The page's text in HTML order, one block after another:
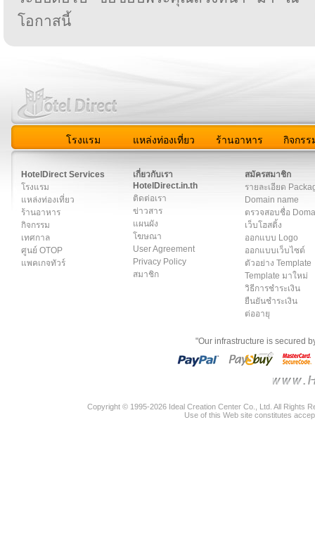
โอกาสนี้
โรงแรม แหล่งท่องเที่ยว ร้านอาหาร กิจกรร
HotelDirect Services
โรงแรม
แหล่งท่องเที่ยว
ร้านอาหาร
กิจกรรม
เทศกาล
ศูนย์ OTOP
แพคเกจทัวร์
เกี่ยวกับเรา
HotelDirect.in.th
ติดต่อเรา
ข่าวสาร
แผนผัง
โฆษณา
User Agreement
Privacy Policy
สมาชิก
สมัครสมาชิก
รายละเอียด
Domain name
ตรวจสอบชื่อ
เว็บโฮสติ้ง
ออกแบบ Logo
ออกแบบเว็บไซต์
ตัวอย่าง Template
Template มาใหม่
วิธีการชำระเงิน
ยืนยันชำระเงิน
ต่ออายุ
"Our infrastructure is secured
Copyright © 1995-2026 Ideal Creation Center Co., Ltd. All Rights
Use of this Web site constitutes